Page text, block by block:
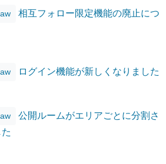
相互フォロー限定機能の廃止につ
ログイン機能が新しくなりました
公開ルームがエリアごとに分割さ